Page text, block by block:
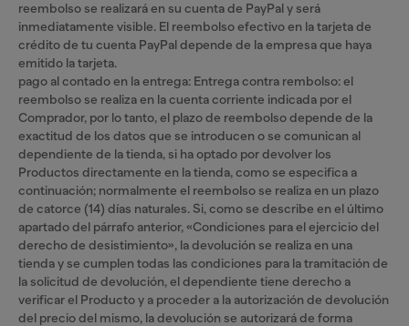
reembolso se realizará en su cuenta de PayPal y será
inmediatamente visible. El reembolso efectivo en la tarjeta de
crédito de tu cuenta PayPal depende de la empresa que haya
emitido la tarjeta.
pago al contado en la entrega: Entrega contra rembolso: el
reembolso se realiza en la cuenta corriente indicada por el
Comprador, por lo tanto, el plazo de reembolso depende de la
exactitud de los datos que se introducen o se comunican al
dependiente de la tienda, si ha optado por devolver los
Productos directamente en la tienda, como se especifica a
continuación; normalmente el reembolso se realiza en un plazo
de catorce (14) días naturales. Si, como se describe en el último
apartado del párrafo anterior, «Condiciones para el ejercicio del
derecho de desistimiento», la devolución se realiza en una
tienda y se cumplen todas las condiciones para la tramitación de
la solicitud de devolución, el dependiente tiene derecho a
verificar el Producto y a proceder a la autorización de devolución
del precio del mismo, la devolución se autorizará de forma